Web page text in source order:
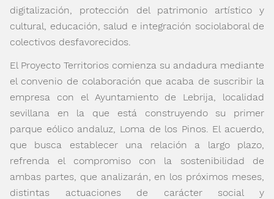
digitalización, protección del patrimonio artístico y
cultural, educación, salud e integración sociolaboral de
colectivos desfavorecidos.
El Proyecto Territorios comienza su andadura mediante
el convenio de colaboración que acaba de suscribir la
empresa con el Ayuntamiento de Lebrija, localidad
sevillana en la que está construyendo su primer
parque eólico andaluz, Loma de los Pinos. El acuerdo,
que busca establecer una relación a largo plazo,
refrenda el compromiso con la sostenibilidad de
ambas partes, que analizarán, en los próximos meses,
distintas actuaciones de carácter social y